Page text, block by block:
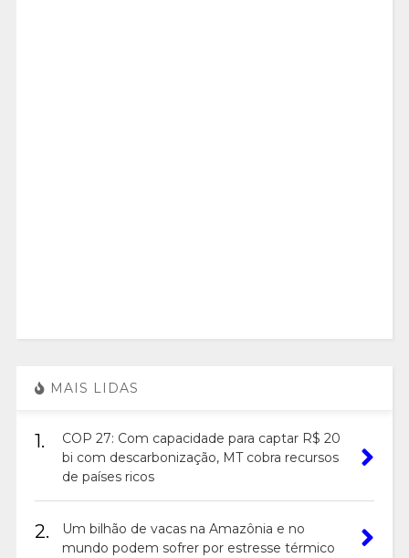
MAIS LIDAS
1.
COP 27: Com capacidade para captar R$ 20
bi com descarbonização, MT cobra recursos
de países ricos
2.
Um bilhão de vacas na Amazônia e no
mundo podem sofrer por estresse térmico